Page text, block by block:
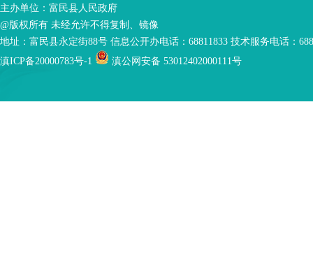
主办单位：富民县人民政府
@版权所有 未经允许不得复制、镜像
地址：富民县永定街88号 信息公开办电话：68811833 技术服务电话：
滇ICP备20000783号-1
滇公网安备 53012402000111号